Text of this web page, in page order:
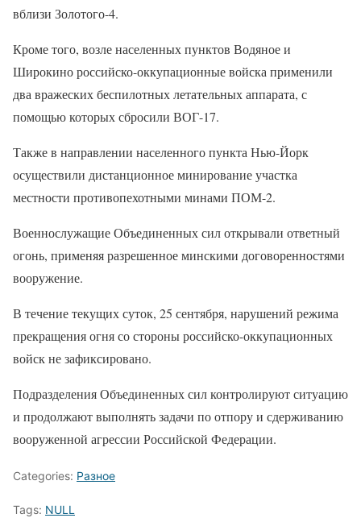
вблизи Золотого-4.
Кроме того, возле населенных пунктов Водяное и
Широкино российско-оккупационные войска применили
два вражеских беспилотных летательных аппарата, с
помощью которых сбросили ВОГ-17.
Также в направлении населенного пункта Нью-Йорк
осуществили дистанционное минирование участка
местности противопехотными минами ПОМ-2.
Военнослужащие Объединенных сил открывали ответный
огонь, применяя разрешенное минскими договоренностями
вооружение.
В течение текущих суток, 25 сентября, нарушений режима
прекращения огня со стороны российско-оккупационных
войск не зафиксировано.
Подразделения Объединенных сил контролируют ситуацию
и продолжают выполнять задачи по отпору и сдерживанию
вооруженной агрессии Российской Федерации.
Categories: Разное
Tags: NULL